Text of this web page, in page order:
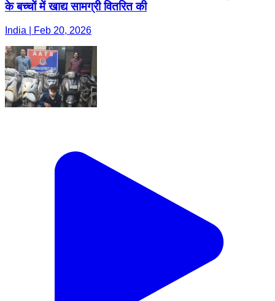
के बच्चों में खाद्य सामग्री वितरित की
India | Feb 20, 2026